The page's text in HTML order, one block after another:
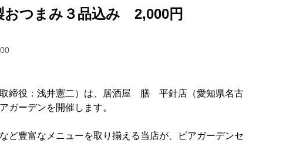
締役：浅井憲二）は、居酒屋 膳 平針店（愛知県名古
ガーデンを開催します。
ど豊富なメニューを取り揃える当店が、ビアガーデンセ